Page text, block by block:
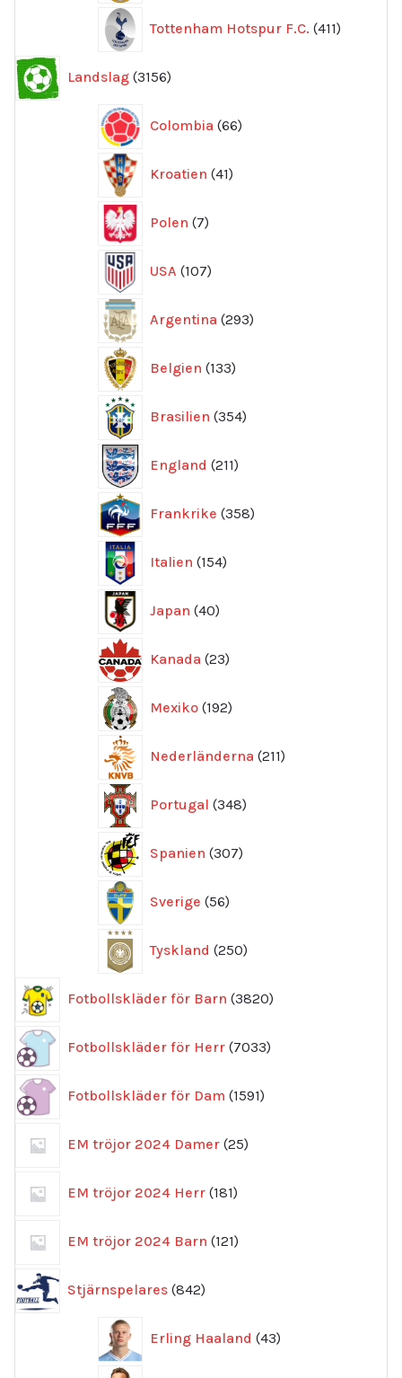
Tottenham Hotspur F.C. 411
produkter
Landslag 3156
produkter
Colombia 66
produkter
Kroatien 41
produkter
Polen 7
produkter
USA 107
produkter
Argentina 293
produkter
Belgien 133
produkter
Brasilien 354
produkter
England 211
produkter
Frankrike 358
produkter
Italien 154
produkter
Japan 40
produkter
Kanada 23
produkter
Mexiko 192
produkter
Nederländerna 211
produkter
Portugal 348
produkter
Spanien 307
produkter
Sverige 56
produkter
Tyskland 250
produkter
Fotbollskläder för Barn 3820
produkter
Fotbollskläder för Herr 7033
produkter
Fotbollskläder för Dam 1591
produkter
EM tröjor 2024 Damer 25
produkter
EM tröjor 2024 Herr 181
produkter
EM tröjor 2024 Barn 121
produkter
Stjärnspelares 842
produkter
Erling Haaland 43
produkter